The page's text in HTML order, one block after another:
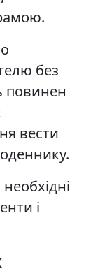
без
повинен
вести
і